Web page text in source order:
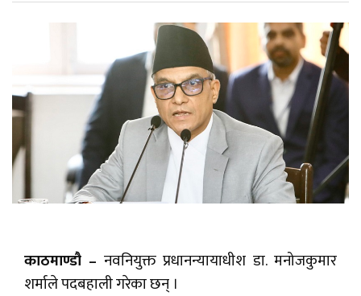
काठमाण्डौ – नवनियुक्त प्रधानन्यायाधीश डा. मनोजकुमार
शर्माले पदबहाली गरेका छन् ।